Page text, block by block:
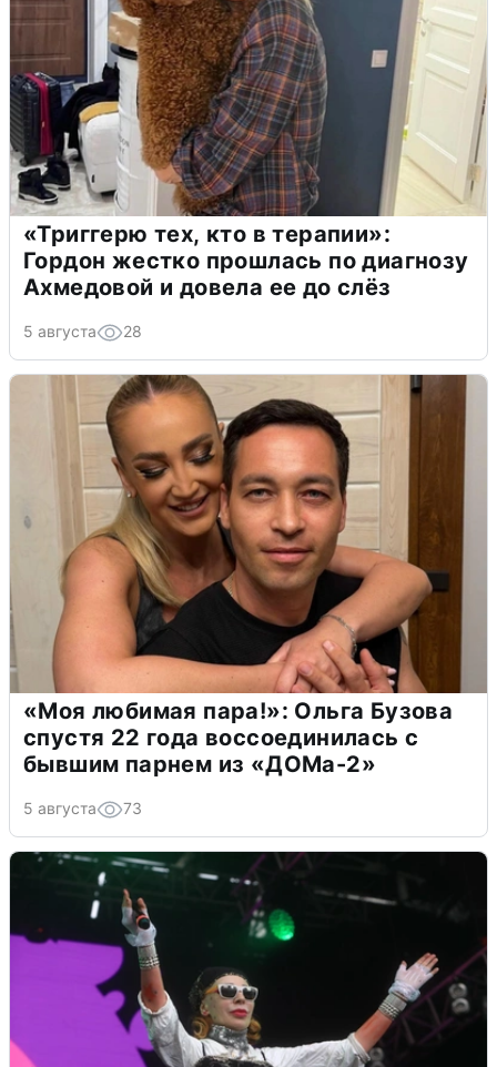
«Триггерю тех, кто в терапии»:
Гордон жестко прошлась по диагнозу
Ахмедовой и довела ее до слёз
5 августа 28
«Моя любимая пара!»: Ольга Бузова
спустя 22 года воссоединилась с
бывшим парнем из «ДОМа-2»
5 августа 73